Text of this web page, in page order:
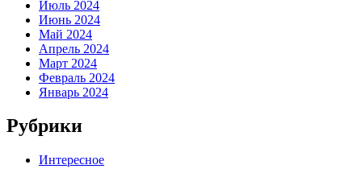
Июль 2024
Июнь 2024
Май 2024
Апрель 2024
Март 2024
Февраль 2024
Январь 2024
Рубрики
Интересное